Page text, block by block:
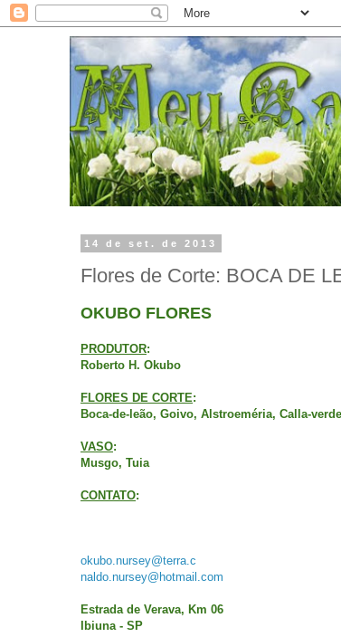
14 de set. de 2013
Flores de Corte: BOCA DE
OKUBO FLORES
PRODUTOR:
Roberto H. Okubo
FLORES DE CORTE:
Boca-de-leão, Goivo, Alstroeméria, Calla-
VASO:
Musgo, Tuia
CONTATO:
okubo.nursey@terra.c
naldo.nursey@hotmail.com
Estrada de Verava, Km 06
Ibiuna - SP